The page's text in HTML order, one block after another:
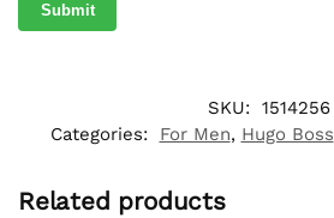
SKU: 1514256
Categories:
For Men, Hugo Boss
Related products